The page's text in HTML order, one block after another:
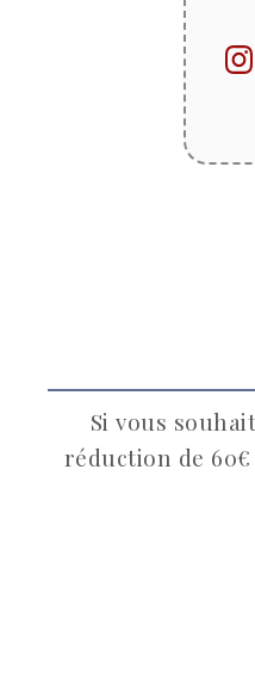
Si vous
réduction de